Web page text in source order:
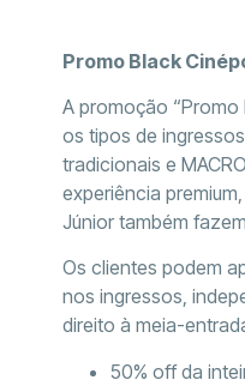
Promo Black
A promoção
os tipos de
tradicionais e
experiência
Júnior também
Os clientes podem
nos ingressos,
direito à meia-
50% off da